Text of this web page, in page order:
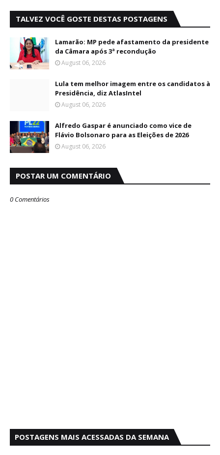
TALVEZ VOCÊ GOSTE DESTAS POSTAGENS
Lamarão: MP pede afastamento da presidente
da Câmara após 3ª recondução
August 06, 2026
Lula tem melhor imagem entre os candidatos à
Presidência, diz AtlasIntel
August 06, 2026
Alfredo Gaspar é anunciado como vice de
Flávio Bolsonaro para as Eleições de 2026
August 06, 2026
POSTAR UM COMENTÁRIO
0 Comentários
POSTAGENS MAIS ACESSADAS DA SEMANA